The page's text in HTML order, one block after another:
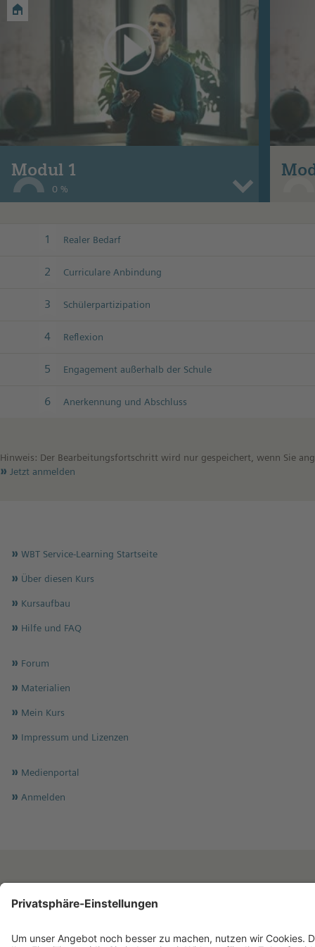
Modul 1
0 %
1 Realer Bedarf
2 Curriculare Anbindung
3 Schülerpartizipation
4 Reflexion
5 Engagement außerhalb der Schule
6 Anerkennung und Abschluss
Hinweis: Der Bearbeitungsfortschritt wird nur gespeichert, wenn Sie
Jetzt anmelden
WBT Service-Learning Startseite
Über diesen Kurs
Kursaufbau
Hilfe und FAQ
Forum
Materialien
Mein Kurs
Impressum und Lizenzen
Medienportal
Anmelden